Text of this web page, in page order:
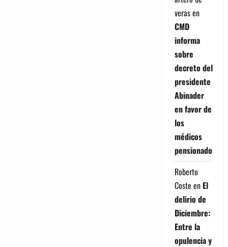
verasen
CMD
informa
sobre
decreto del
presidente
Abinader
en favor de
los
médicos
pensionados
Roberto
Coste en El
delirio de
Diciembre:
Entre la
opulencia y